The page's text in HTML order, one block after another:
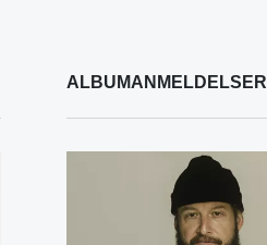
ALBUMANMELDELSER